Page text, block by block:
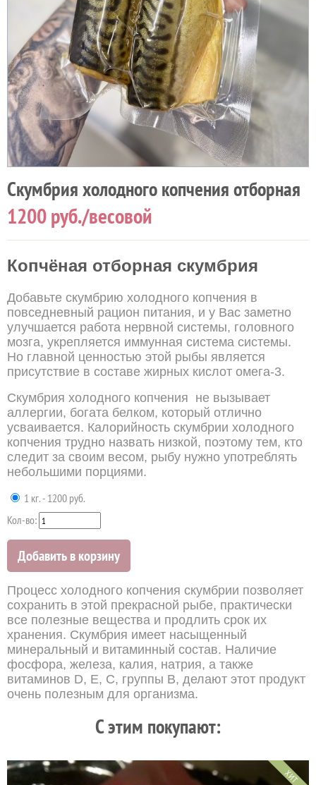
Скумбрия холодного копчения отборная
1200руб./весовой
Копчёная отборная скумбрия
Добавьте скумбрию холодного копчения в
повседневный рацион питания, и у Вас заметно
улучшается работа нервной системы, головного
мозга, укрепляется иммунная система системы.
Но главной ценностью этой рыбы является
присутствие в составе жирных кислот омега-3.
Скумбрия холодного копчения не вызывает
аллергии, богата белком, который отлично
усваивается. Калорийность скумбрии холодного
копчения трудно назвать низкой, поэтому тем, кто
следит за своим весом, рыбу нужно употреблять
небольшими порциями.
1 кг. - 1200 руб.
Кол-во:
Добавить в корзину
Процесс холодного копчения скумбрии позволяет
сохранить в этой прекрасной рыбе, практически
все полезные вещества и продлить срок их
хранения. Скумбрия имеет насыщенный
минеральный и витаминный состав. Наличие
фосфора, железа, калия, натрия, а также
витаминов D, Е, С, группы В, делают этот продукт
очень полезным для организма.
C этим покупают:
ХИТ